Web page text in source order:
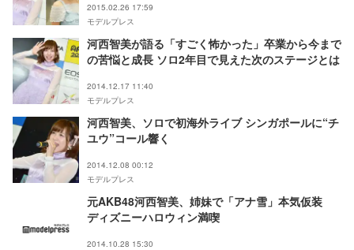
2015.02.26 17:59
モデルプレス
河西智美が語る「すごく怖かった」卒業から今まで
の苦悩と成長 ソロ2年目で見えた次のステージとは
2014.12.17 11:40
モデルプレス
河西智美、ソロで初海外ライブ シンガポールに“チ
ユウ”コール響く
2014.12.08 00:12
モデルプレス
元AKB48河西智美、姉妹で「アナ雪」本気仮装
ディズニーハロウィン満喫
2014.10.28 15:30